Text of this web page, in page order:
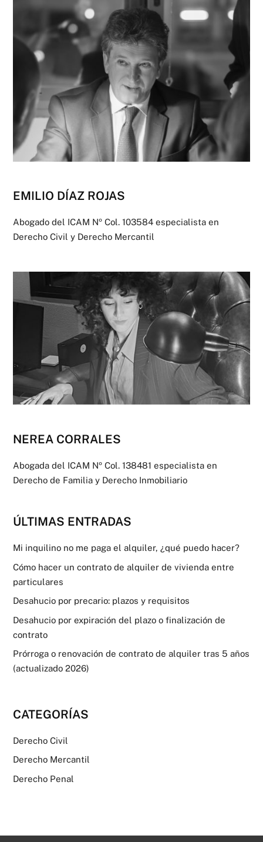
EMILIO DÍAZ ROJAS
Abogado del ICAM Nº Col. 103584 especialista en
Derecho Civil y Derecho Mercantil
NEREA CORRALES
Abogada del ICAM Nº Col. 138481 especialista en
Derecho de Familia y Derecho Inmobiliario
ÚLTIMAS ENTRADAS
Mi inquilino no me paga el alquiler, ¿qué puedo hacer?
Cómo hacer un contrato de alquiler de vivienda entre
particulares
Desahucio por precario: plazos y requisitos
Desahucio por expiración del plazo o finalización de
contrato
Prórroga o renovación de contrato de alquiler tras 5 años
(actualizado 2026)
CATEGORÍAS
Derecho Civil
Derecho Mercantil
Derecho Penal